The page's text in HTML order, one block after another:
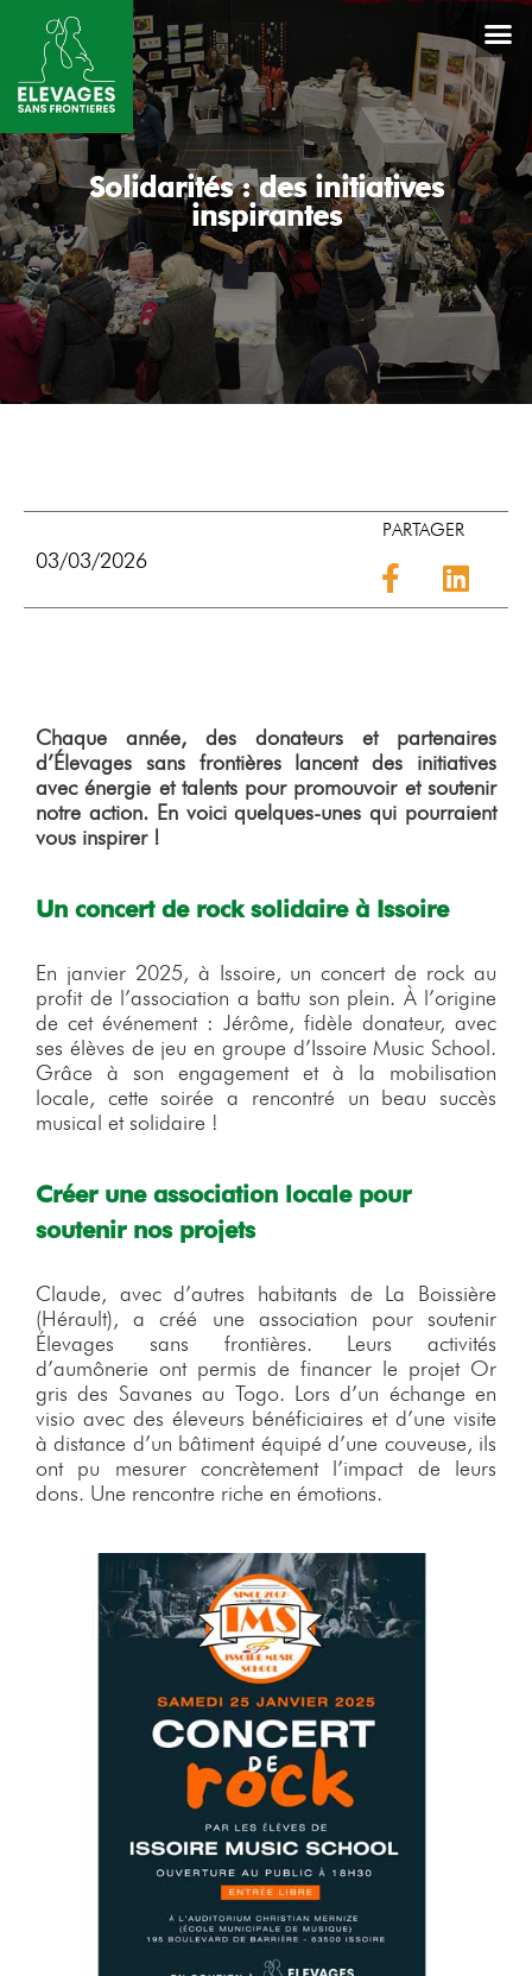
Solidarités : des initiatives
inspirantes
03/03/2026
PARTAGER
Chaque année, des donateurs et partenaires
d’Élevages sans frontières lancent des initiatives
avec énergie et talents pour promouvoir et soutenir
notre action. En voici quelques-unes qui pourraient
vous inspirer !
Un concert de rock solidaire à Issoire
En janvier 2025, à Issoire, un concert de rock au
profit de l’association a battu son plein. À l’origine
de cet événement : Jérôme, fidèle donateur, avec
ses élèves de jeu en groupe d’Issoire Music School.
Grâce à son engagement et à la mobilisation
locale, cette soirée a rencontré un beau succès
musical et solidaire !
Créer une association locale pour
soutenir nos projets
Claude, avec d’autres habitants de La Boissière
(Hérault), a créé une association pour soutenir
Élevages sans frontières. Leurs activités
d’aumônerie ont permis de financer le projet Or
gris des Savanes au Togo. Lors d’un échange en
visio avec des éleveurs bénéficiaires et d’une visite
à distance d’un bâtiment équipé d’une couveuse, ils
ont pu mesurer concrètement l’impact de leurs
dons. Une rencontre riche en émotions.